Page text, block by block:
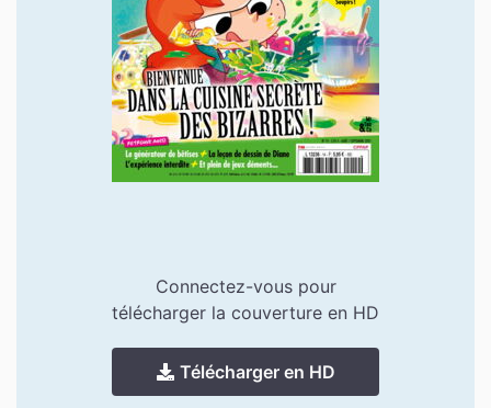
Connectez-vous pour
télécharger la couverture en HD
Télécharger en HD